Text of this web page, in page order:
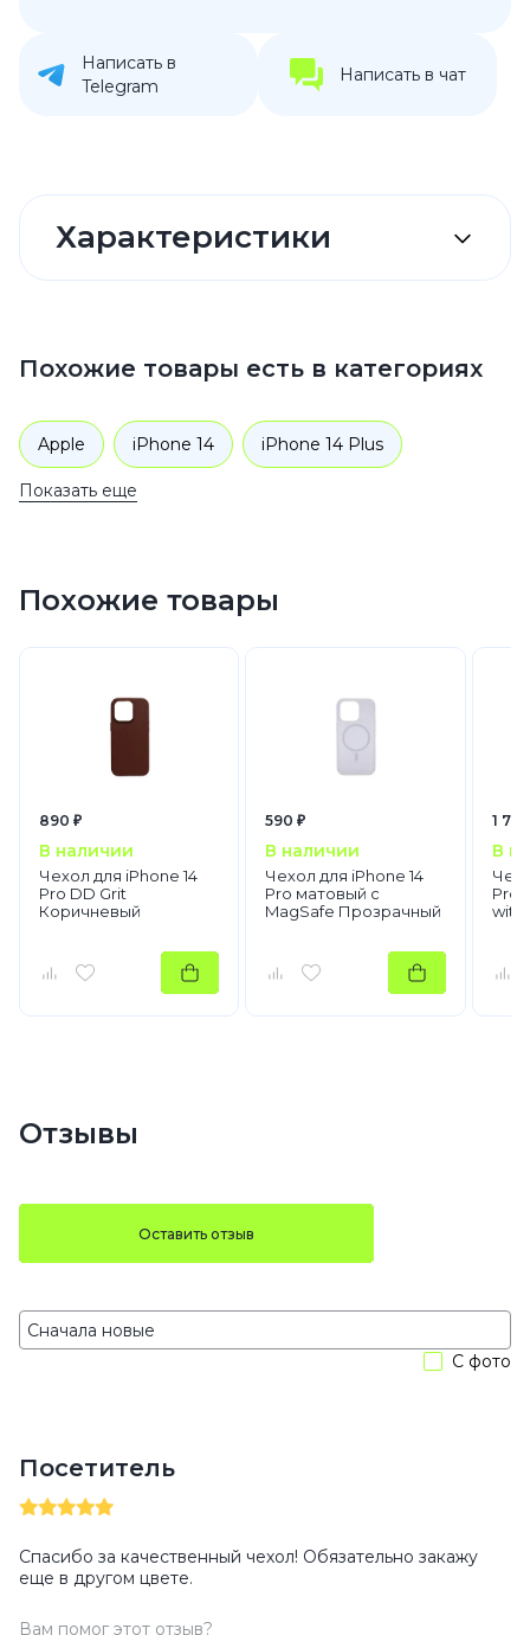
Написать в
Telegram
Написать в чат
Характеристики
Похожие товары есть в категориях
Apple iPhone 14 iPhone 14 Plus
Аксессуары
Показать еще
Похожие товары
890 ₽
В наличии
Чехол для iPhone 14
Pro DD Grit
Коричневый
590 ₽
В наличии
Чехол для iPhone 14
Pro матовый с
MagSafe Прозрачный
1
В
Pro
with
Отзывы
Оставить отзыв
С фото
Посетитель
Спасибо за качественный чехол! Обязательно закажу
еще в другом цвете.
Вам помог этот отзыв?